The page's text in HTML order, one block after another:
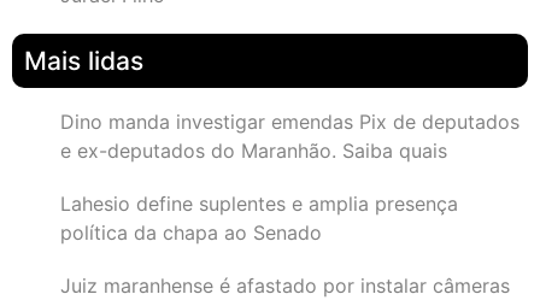
Mais lidas
Dino manda investigar emendas Pix de deputados
e ex-deputados do Maranhão. Saiba quais
Lahesio define suplentes e amplia presença
política da chapa ao Senado
Juiz maranhense é afastado por instalar câmeras